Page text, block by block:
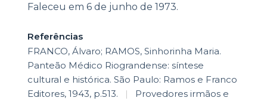
Faleceu em 6 de junho de 1973.
Referências
FRANCO, Álvaro; RAMOS, Sinhorinha Maria.
Panteão Médico Riograndense: síntese
cultural e histórica. São Paulo: Ramos e Franco
Editores, 1943, p.513.
|
Provedores irmãos e